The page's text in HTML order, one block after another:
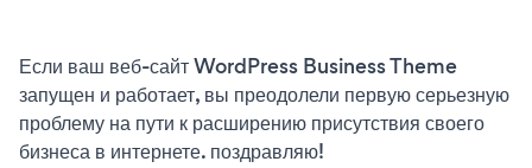
Если ваш веб-сайт WordPress Business Theme
запущен и работает, вы преодолели первую серьезную
проблему на пути к расширению присутствия своего
бизнеса в интернете. поздравляю!